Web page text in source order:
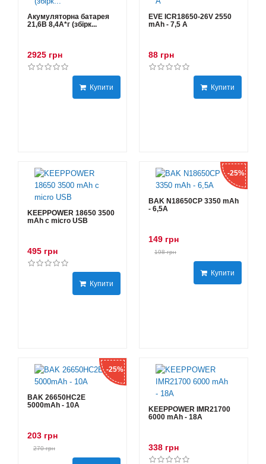
Акумуляторна батарея
21,6В 8,4A*г (збірк...
2925 грн
Купити
EVE ICR18650-26V 2550
mAh - 7,5 А
88 грн
Купити
KEEPPOWER 18650 3500
mAh с micro USB
495 грн
Купити
-25%
BAK N18650CP 3350 mAh
- 6,5А
149 грн
198 грн
Купити
-25%
BAK 26650HC2E
5000mAh - 10А
203 грн
270 грн
KEEPPOWER IMR21700
6000 mAh - 18А
338 грн